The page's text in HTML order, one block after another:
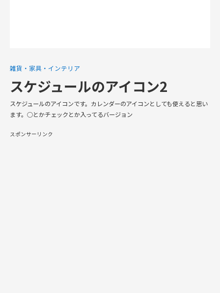
雑貨・家具・インテリア
スケジュールのアイコン2
スケジュールのアイコンです。カレンダーのアイコンとしても使えると思い
ます。○とかチェックとか入ってるバージョン
スポンサーリンク